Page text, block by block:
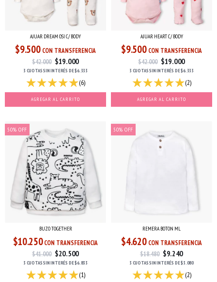
AJUAR DREAM OSI C/ BODY
$9.500 CON TRANSFERENCIA
$42.000 $19.000
3 CUOTASSIN INTERÉS DE$6.333
(6)
AGREGAR AL CARRITO
AJUAR HEART C/ BODY
$9.500 CON TRANSFERENCIA
$42.000 $19.000
3 CUOTASSIN INTERÉS DE$6.333
(2)
AGREGAR AL CARRITO
50% OFF
BUZO TOGETHER
$10.250 CON TRANSFERENCIA
$41.000 $20.500
3 CUOTASSIN INTERÉS DE$6.833
(1)
50% OFF
REMERA BOTON ML
$4.620 CON TRANSFERENCIA
$18.480 $9.240
3 CUOTASSIN INTERÉS DE$3.080
(2)